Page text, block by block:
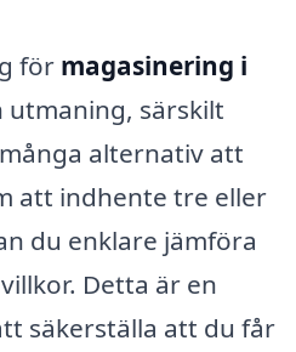
för magasinering i
utmaning, särskilt
alternativ att
att indhente tre eller
du enklare jämföra
Detta är en
säkerställa att du får